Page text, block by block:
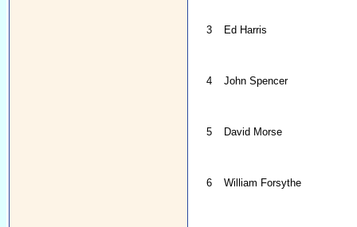
3 Ed Harris
4 John Spencer
5 David Morse
6 William Forsythe